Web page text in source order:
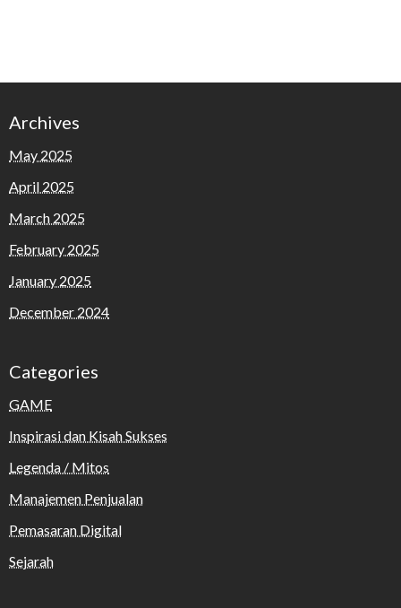
Archives
May 2025
April 2025
March 2025
February 2025
January 2025
December 2024
Categories
GAME
Inspirasi dan Kisah Sukses
Legenda / Mitos
Manajemen Penjualan
Pemasaran Digital
Sejarah